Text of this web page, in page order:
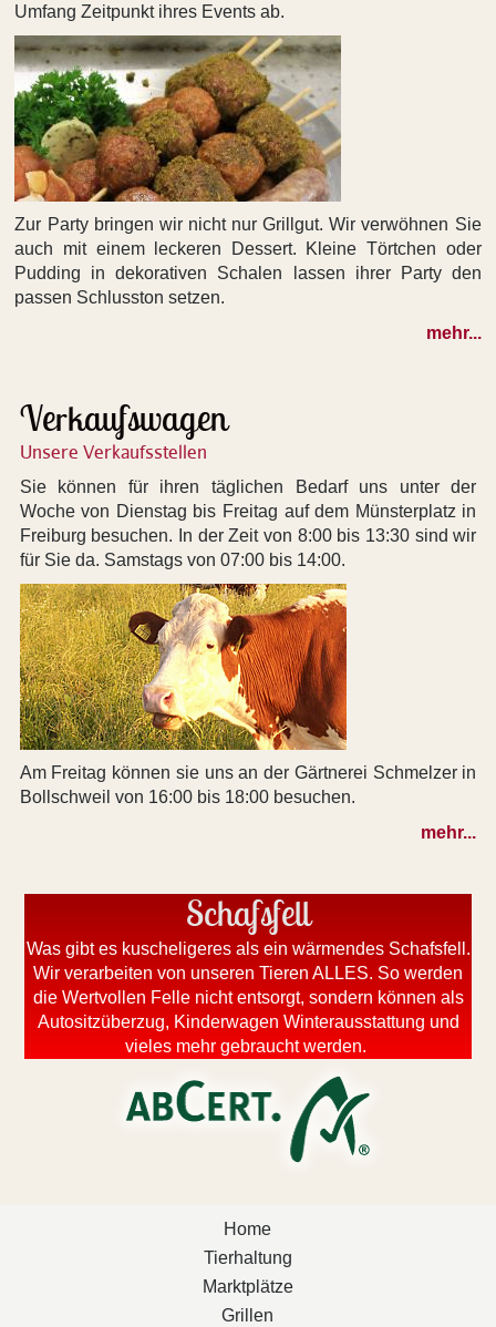
Umfang Zeitpunkt ihres Events ab.
Zur Party bringen wir nicht nur Grillgut. Wir verwöhnen Sie
auch mit einem leckeren Dessert. Kleine Törtchen oder
Pudding in dekorativen Schalen lassen ihrer Party den
passen Schlusston setzen.
mehr...
Verkaufswagen
Unsere Verkaufsstellen
Sie können für ihren täglichen Bedarf uns unter der
Woche von Dienstag bis Freitag auf dem Münsterplatz in
Freiburg besuchen. In der Zeit von 8:00 bis 13:30 sind wir
für Sie da. Samstags von 07:00 bis 14:00.
Am Freitag können sie uns an der Gärtnerei Schmelzer in
Bollschweil von 16:00 bis 18:00 besuchen.
mehr...
Schafsfell
Was gibt es kuscheligeres als ein wärmendes Schafsfell.
Wir verarbeiten von unseren Tieren ALLES. So werden
die Wertvollen Felle nicht entsorgt, sondern können als
Autositzüberzug, Kinderwagen Winterausstattung und
vieles mehr gebraucht werden.
Home
Tierhaltung
Marktplätze
Grillen